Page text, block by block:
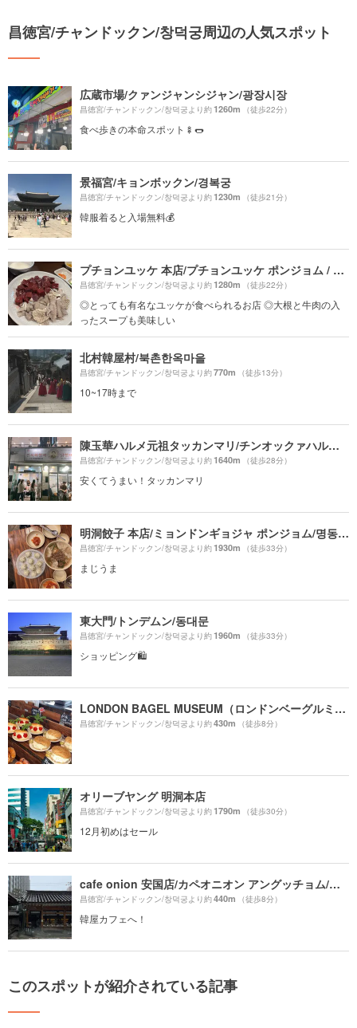
昌徳宮/チャンドックン/창덕궁周辺の人気スポット
広蔵市場/クァンジャンシジャン/광장시장
昌徳宮/チャンドックン/창덕궁より約1260m （徒歩22分）
食べ歩きの本命スポット🍢🌭
景福宮/キョンボックン/경복궁
昌徳宮/チャンドックン/창덕궁より約1230m （徒歩21分）
韓服着ると入場無料💰
プチョンユッケ 本店/プチョンユッケ ポンジョム / 부촌육회 본점プチョンユッケ 本店
昌徳宮/チャンドックン/창덕궁より約1280m （徒歩22分）
◎とっても有名なユッケが食べられるお店 ◎大根と牛肉の入
ったスープも美味しい
北村韓屋村/북촌한옥마을
昌徳宮/チャンドックン/창덕궁より約770m （徒歩13分）
10~17時まで
陳玉華ハルメ元祖タッカンマリ/チンオックァハルメ ウォンジョ タッカンマリ/진옥화할매원조닭한마리
昌徳宮/チャンドックン/창덕궁より約1640m （徒歩28分）
安くてうまい！タッカンマリ
明洞餃子 本店/ミョンドンギョジャ ポンジョム/명동교자 본점
昌徳宮/チャンドックン/창덕궁より約1930m （徒歩33分）
まじうま
東大門/トンデムン/동대문
昌徳宮/チャンドックン/창덕궁より約1960m （徒歩33分）
ショッピング🛍
LONDON BAGEL MUSEUM（ロンドンベーグルミュージアム 安国店）
昌徳宮/チャンドックン/창덕궁より約430m （徒歩8分）
オリーブヤング 明洞本店
昌徳宮/チャンドックン/창덕궁より約1790m （徒歩30分）
12月初めはセール
cafe onion 安国店/カペオニオン アングッチョム/카페어니언 안국점
昌徳宮/チャンドックン/창덕궁より約440m （徒歩8分）
韓屋カフェへ！
このスポットが紹介されている記事